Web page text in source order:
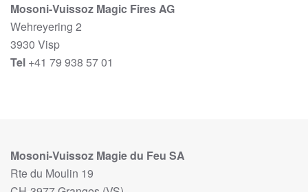
Mosoni-Vuissoz Magic Fires AG
Wehreyering 2
3930 Visp
Tel +41 79 938 57 01
Mosoni-Vuissoz Magie du Feu SA
Rte du Moulin 19